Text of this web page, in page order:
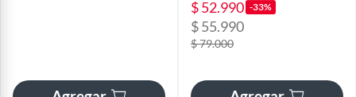
$ 52.990 -33%
$ 55.990
$ 79.000